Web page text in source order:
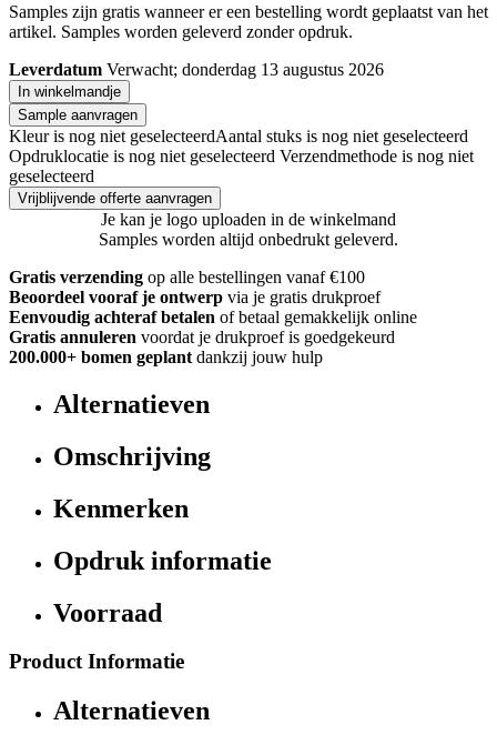
Samples zijn gratis wanneer er een bestelling wordt geplaatst van het
artikel. Samples worden geleverd zonder opdruk.
Leverdatum Verwacht; donderdag 13 augustus 2026
In winkelmandje
Sample aanvragen
Kleur is nog niet geselecteerdAantal stuks is nog niet geselecteerd
Opdruklocatie is nog niet geselecteerd Verzendmethode is nog niet
geselecteerd
Vrijblijvende offerte aanvragen
Je kan je logo uploaden in de winkelmand
Samples worden altijd onbedrukt geleverd.
Gratis verzending op alle bestellingen vanaf €100
Beoordeel vooraf je ontwerp via je gratis drukproef
Eenvoudig achteraf betalen of betaal gemakkelijk online
Gratis annuleren voordat je drukproef is goedgekeurd
200.000+ bomen geplant dankzij jouw hulp
Alternatieven
Omschrijving
Kenmerken
Opdruk informatie
Voorraad
Product Informatie
Alternatieven